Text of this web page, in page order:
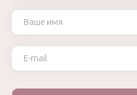
Ваше имя
Ваш e-mail